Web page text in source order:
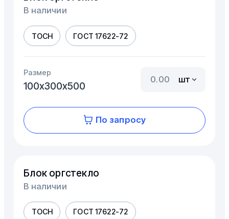
В наличии
ТОСН ГОСТ 17622-72
Размер
100х300х500
шт
По запросу
Блок оргстекло
В наличии
ТОСН ГОСТ 17622-72